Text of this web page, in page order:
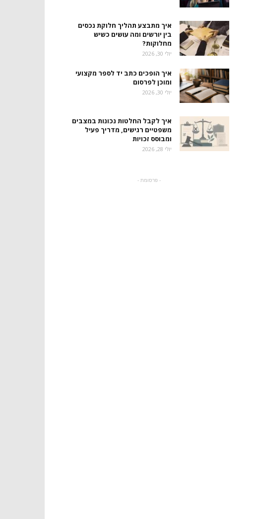
איך מתבצע תהליך חלוקת נכסים
בין יורשים ומה עושים כשיש
מחלוקות?
יולי 30, 2026
איך הופכים כתב יד לספר מקצועי
ומוכן לפרסום
יולי 30, 2026
איך לקבל החלטות נכונות במצבים
משפטיים רגישים, מדריך פעיל
ומבוסס זכויות
יולי 28, 2026
- פרסומת -